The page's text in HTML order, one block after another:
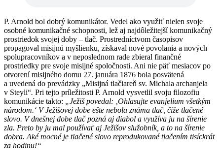
P. Arnold bol dobrý komunikátor. Vedel ako využiť nielen svoje
osobné komunikačné schopnosti, lež aj najdôležitejší komunikačný
prostriedok svojej doby – tlač. Prostredníctvom časopisov
propagoval misijnú myšlienku, získaval nové povolania a nových
spolupracovníkov a v neposlednom rade zbieral finančné
prostriedky pre svoje misijné spoločnosti. Ani nie päť mesiacov po
otvorení misijného domu 27. januára 1876 bola posvätená
a uvedená do prevádzky „Misijná tlačiareň sv. Michala archanjela
v Steyli“. Pri tejto príležitosti P. Arnold vysvetlil svoju filozofiu
komunikácie takto:
„Ježiš povedal: ‚Ohlasujte evanjelium všetkým
národom.‘ V Ježišovej dobe ešte nebola známa tlač, čiže tlačené
slovo. V dnešnej dobe tlač pozná aj diabol a využíva ju na šírenie
zla. Preto by ju mal používať aj Ježišov služobník, a to na šírenie
dobra. Aké mocné je tlačené slovo reprodukované tlačením tisíckrát
za hodinu!“